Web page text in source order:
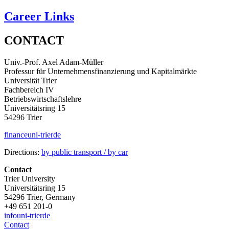
Career Links
CONTACT
Univ.-Prof. Axel Adam-Müller
Professur für Unternehmensfinanzierung und Kapitalmärkte
Universität Trier
Fachbereich IV
Betriebswirtschaftslehre
Universitätsring 15
54296 Trier
financeuni-trierde
Directions: by public transport / by car
Contact
Trier University
Universitätsring 15
54296 Trier, Germany
+49 651 201-0
infouni-trierde
Contact